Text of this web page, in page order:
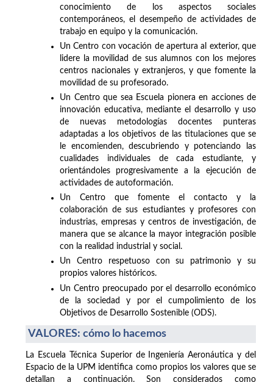
conocimiento de los aspectos sociales
contemporáneos, el desempeño de actividades de
trabajo en equipo y la comunicación.
Un Centro con vocación de apertura al exterior, que
lidere la movilidad de sus alumnos con los mejores
centros nacionales y extranjeros, y que fomente la
movilidad de su profesorado.
Un Centro que sea Escuela pionera en acciones de
innovación educativa, mediante el desarrollo y uso
de nuevas metodologías docentes punteras
adaptadas a los objetivos de las titulaciones que se
le encomienden, descubriendo y potenciando las
cualidades individuales de cada estudiante, y
orientándoles progresivamente a la ejecución de
actividades de autoformación.
Un Centro que fomente el contacto y la
colaboración de sus estudiantes y profesores con
industrias, empresas y centros de investigación, de
manera que se alcance la mayor integración posible
con la realidad industrial y social.
Un Centro respetuoso con su patrimonio y su
propios valores históricos.
Un Centro preocupado por el desarrollo económico
de la sociedad y por el cumpolimiento de los
Objetivos de Desarrollo Sostenible (ODS).
VALORES: cómo lo hacemos
La Escuela Técnica Superior de Ingeniería Aeronáutica y del
Espacio de la UPM identifica como propios los valores que se
detallan a continuación. Son considerados como